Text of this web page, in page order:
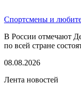
Спортсмены и
В России отмечают
по всей стране
08.08.2026
Лента новостей